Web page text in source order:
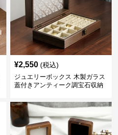
¥2,550 (税込)
ジュエリーボックス 木製ガラス
蓋付きアンティーク調宝石収納